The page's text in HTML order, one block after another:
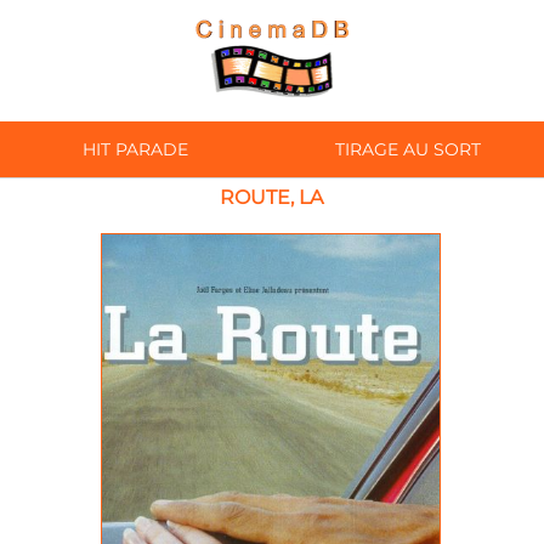
HIT PARADE TIRAGE AU SORT
ROUTE, LA